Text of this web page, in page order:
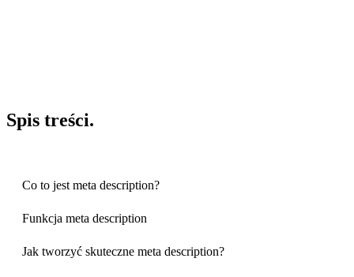
Spis treści.
Co to jest meta description?
Funkcja meta description
Jak tworzyć skuteczne meta description?